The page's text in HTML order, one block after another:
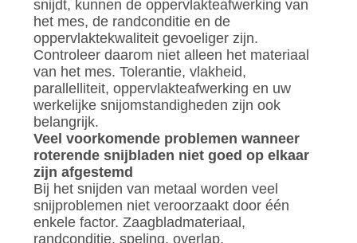
snijdt, kunnen de oppervlakteafwerking van
het mes, de randconditie en de
oppervlaktekwaliteit gevoeliger zijn.
Controleer daarom niet alleen het materiaal
van het mes. Tolerantie, vlakheid,
parallelliteit, oppervlakteafwerking en uw
werkelijke snijomstandigheden zijn ook
belangrijk.
Veel voorkomende problemen wanneer
roterende snijbladen niet goed op elkaar
zijn afgestemd
Bij het snijden van metaal worden veel
snijproblemen niet veroorzaakt door één
enkele factor. Zaagbladmateriaal,
randconditie, speling, overlap,